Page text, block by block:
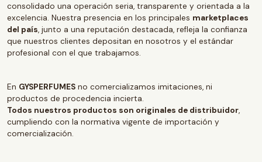
consolidado una operación seria, transparente y orientada a la
excelencia. Nuestra presencia en los principales marketplaces
del país, junto a una reputación destacada, refleja la confianza
que nuestros clientes depositan en nosotros y el estándar
profesional con el que trabajamos.
En GYSPERFUMES no comercializamos imitaciones, ni
productos de procedencia incierta.
Todos nuestros productos son originales de distribuidor,
cumpliendo con la normativa vigente de importación y
comercialización.